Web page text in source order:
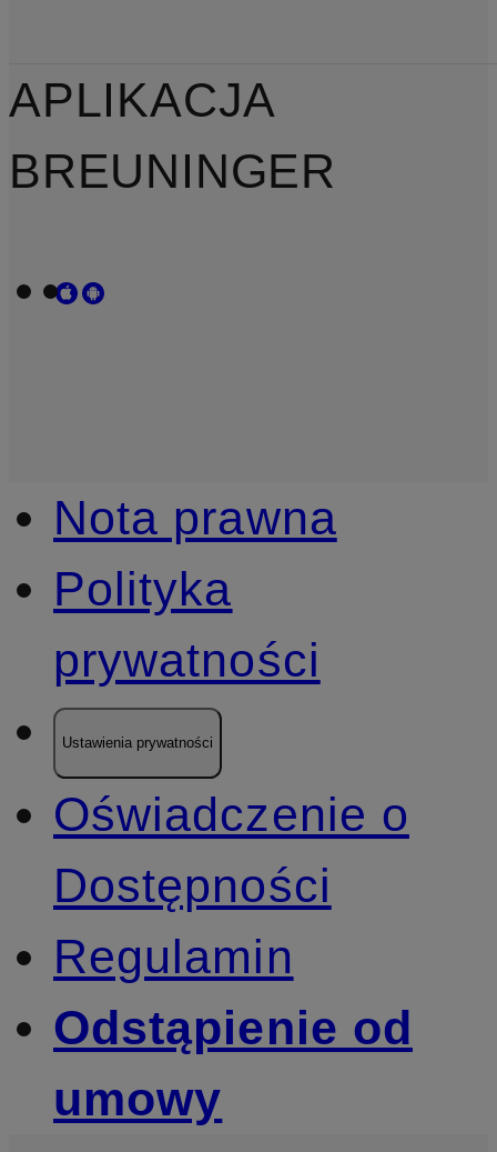
APLIKACJA
BREUNINGER
Nota prawna
Polityka
prywatności
Ustawienia prywatności
Oświadczenie o
Dostępności
Regulamin
Odstąpienie od
umowy